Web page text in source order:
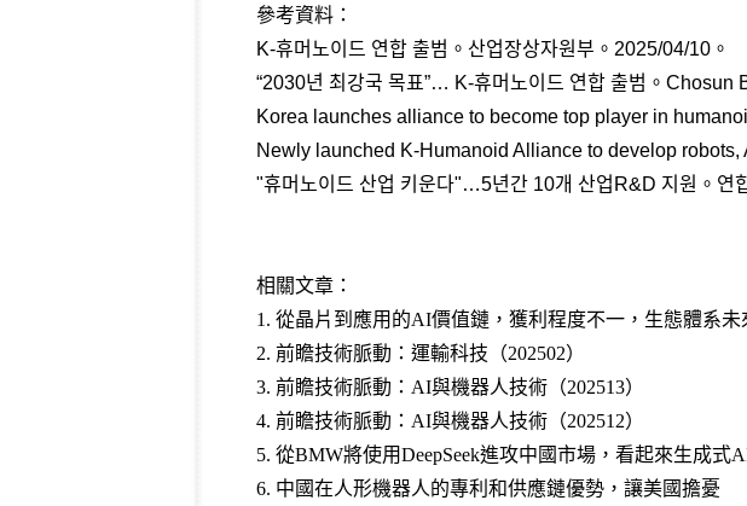
參考資料：
K-휴머노이드 연합 출범。산업장상자원부。2025/04/10 。
“2030년 최강국 목표”… K-휴머노이드 연합 출범。Chosun
Korea launches alliance to become top player in
Newly launched K-Humanoid Alliance to develop robots,
"휴머노이드 산업 키운다"…5년간 10개 산업R&D 지원。연
相關文章：
1. 從晶片到應用的AI價值鏈，獲利程度不一，生態體系未
2. 前瞻技術脈動：運輸科技（202502）
3. 前瞻技術脈動：AI與機器人技術（202513）
4. 前瞻技術脈動：AI與機器人技術（202512）
5. 從BMW將使用DeepSeek進攻中國市場，看起來生成
6. 中國在人形機器人的專利和供應鏈優勢，讓美國擔憂